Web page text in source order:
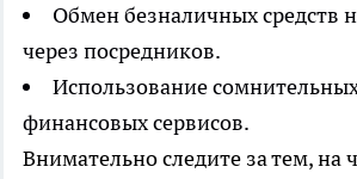
Обмен безналичных средств
через посредников.
Использование
финансовых сервисов.
Внимательно следите за тем, на